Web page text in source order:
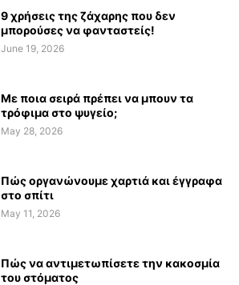
9 χρήσεις της ζάχαρης που δεν
μπορούσες να φανταστείς!
June 19, 2026
Με ποια σειρά πρέπει να μπουν τα
τρόφιμα στο ψυγείο;
May 28, 2026
Πώς οργανώνουμε χαρτιά και έγγραφα
στο σπίτι
May 11, 2026
Πώς να αντιμετωπίσετε την κακοσμία
του στόματος